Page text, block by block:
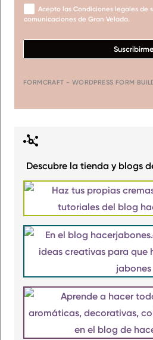
Acepto las Condiciones legales de
comunicaciones de Gran Velada.
Suscribirme
FORMCRAFT - WORDPRESS FORM
Descubre la tienda y blogs